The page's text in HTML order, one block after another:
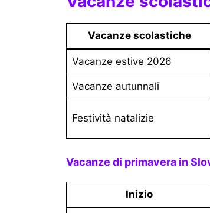
Vacanze scolastiche
Vacanze estive 2026
Vacanze autunnali
festività natalizie
Vacanze di primavera in
Inizio